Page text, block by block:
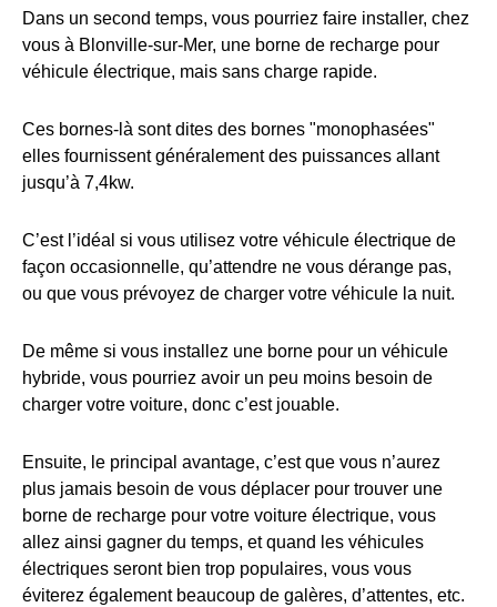
Dans un second temps, vous pourriez faire installer, chez
vous à Blonville-sur-Mer, une borne de recharge pour
véhicule électrique, mais sans charge rapide.
Ces bornes-là sont dites des bornes "monophasées"
elles fournissent généralement des puissances allant
jusqu’à 7,4kw.
C’est l’idéal si vous utilisez votre véhicule électrique de
façon occasionnelle, qu’attendre ne vous dérange pas,
ou que vous prévoyez de charger votre véhicule la nuit.
De même si vous installez une borne pour un véhicule
hybride, vous pourriez avoir un peu moins besoin de
charger votre voiture, donc c’est jouable.
Ensuite, le principal avantage, c’est que vous n’aurez
plus jamais besoin de vous déplacer pour trouver une
borne de recharge pour votre voiture électrique, vous
allez ainsi gagner du temps, et quand les véhicules
électriques seront bien trop populaires, vous vous
éviterez également beaucoup de galères, d’attentes, etc.